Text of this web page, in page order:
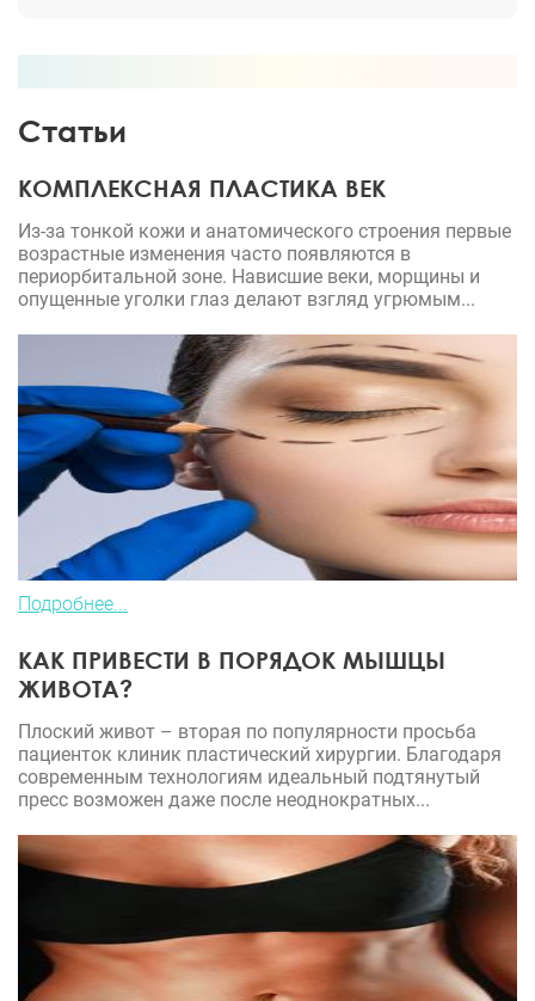
Статьи
КОМПЛЕКСНАЯ ПЛАСТИКА ВЕК
Из-за тонкой кожи и анатомического строения первые
возрастные изменения часто появляются в
периорбитальной зоне. Нависшие веки, морщины и
опущенные уголки глаз делают взгляд угрюмым...
Подробнее...
КАК ПРИВЕСТИ В ПОРЯДОК МЫШЦЫ
ЖИВОТА?
Плоский живот – вторая по популярности просьба
пациенток клиник пластический хирургии. Благодаря
современным технологиям идеальный подтянутый
пресс возможен даже после неоднократных...